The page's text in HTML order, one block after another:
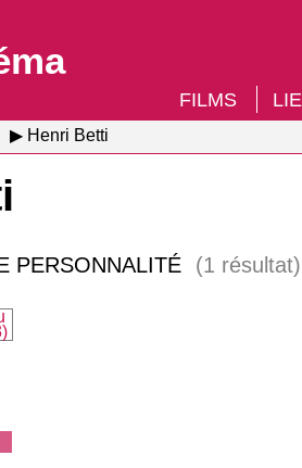
FILMS
Henri Betti
PERSONNALITÉ (1 résultat)